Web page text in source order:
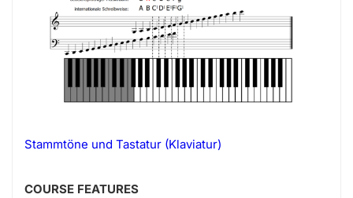
Stammtöne und Tastatur (Klaviatur)
COURSE FEATURES